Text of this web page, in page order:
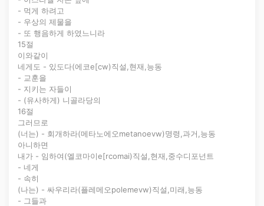
- 먹게 하려고
- 우상의 제물을
- 또 행음하게 하였느니라
15절
이와같이
네게도 - 있도다(에코e[cw)직설,현재,능동
- 교훈을
- 지키는 자들이
- (유사하게) 니골라당의
16절
그러므로
(너는) - 회개하라(메타노에오metanoevw)명령,과거,능동
아니하면
내가 - 임하여(엘코마이e[rcomai)직설,현재,중수디포넌트
- 네게
- 속히
(나는) - 싸우리라(플레메오polemevw)직설,미래,능동
- 그들과